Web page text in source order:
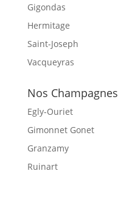
Gigondas
Hermitage
Saint-Joseph
Vacqueyras
Nos Champagnes
Egly-Ouriet
Gimonnet Gonet
Granzamy
Ruinart